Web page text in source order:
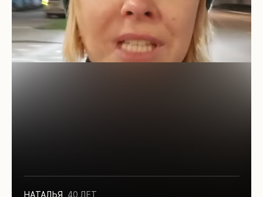
НАТАЛЬЯ 40 ЛЕТ